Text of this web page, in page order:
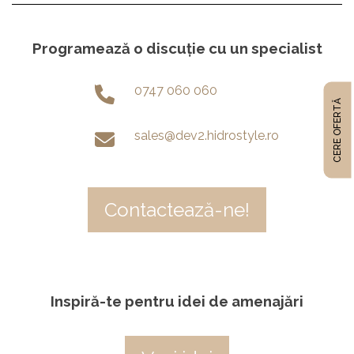
Programează o discuție cu un specialist
0747 060 060
sales@dev2.hidrostyle.ro
Contactează-ne!
Inspiră-te pentru idei de amenajări
CERE OFERTĂ